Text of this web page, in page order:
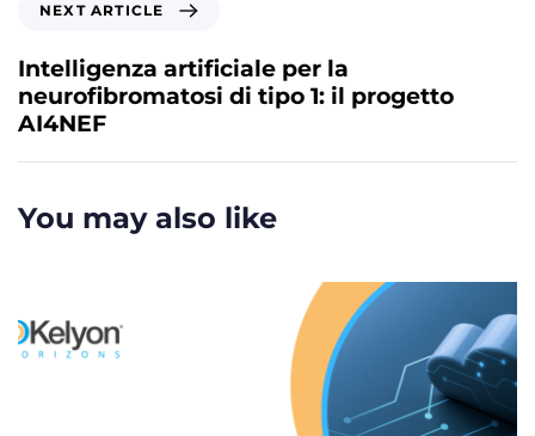
s
A
r
t
c
x
t
A
r
t
c
NEXT ARTICLE
Intelligenza artificiale per la
neurofibromatosi di tipo 1: il progetto
AI4NEF
You may also like